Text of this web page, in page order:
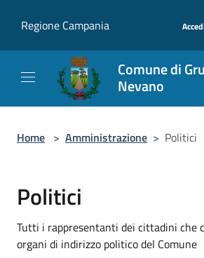
Regione Campania
Comune di
Nevano
Home > Amministrazione > Politici
Politici
Tutti i rappresentanti dei cittadini che
organi di indirizzo politico del Comune